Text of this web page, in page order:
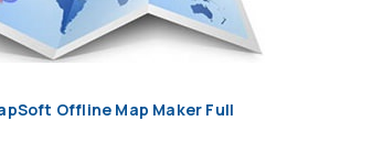
Offline Map Maker Full